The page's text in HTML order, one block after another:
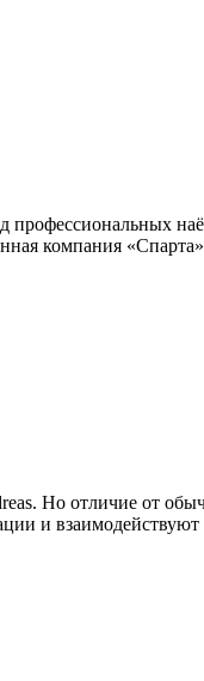
профессиональных
компания
Но отличие от
и